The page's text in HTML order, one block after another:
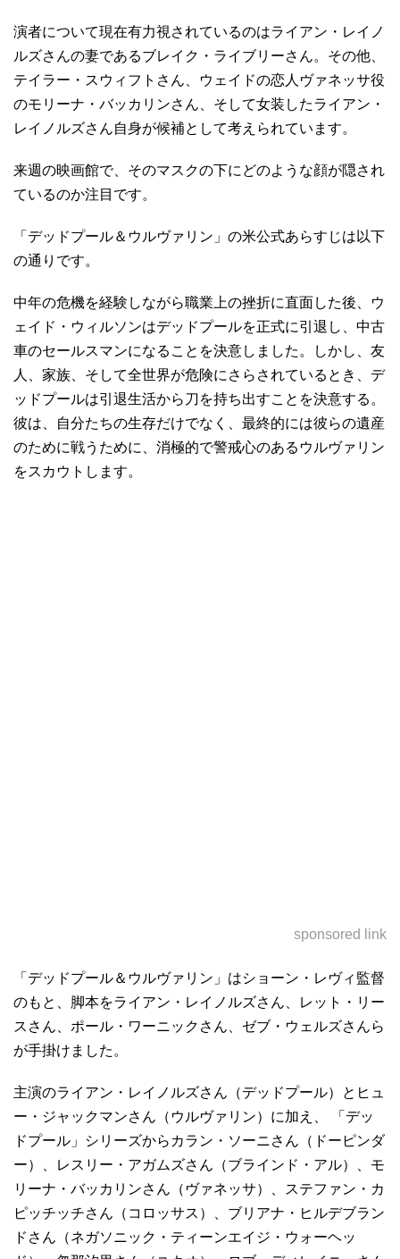
演者について現在有力視されているのはライアン・レイノ
ルズさんの妻であるブレイク・ライブリーさん。その他、
テイラー・スウィフトさん、ウェイドの恋人ヴァネッサ役
のモリーナ・バッカリンさん、そして女装したライアン・
レイノルズさん自身が候補として考えられています。
来週の映画館で、そのマスクの下にどのような顔が隠され
ているのか注目です。
「デッドプール＆ウルヴァリン」の米公式あらすじは以下
の通りです。
中年の危機を経験しながら職業上の挫折に直面した後、ウ
ェイド・ウィルソンはデッドプールを正式に引退し、中古
車のセールスマンになることを決意しました。しかし、友
人、家族、そして全世界が危険にさらされているとき、デ
ッドプールは引退生活から刀を持ち出すことを決意する。
彼は、自分たちの生存だけでなく、最終的には彼らの遺産
のために戦うために、消極的で警戒心のあるウルヴァリン
をスカウトします。
sponsored link
「デッドプール＆ウルヴァリン」はショーン・レヴィ監督
のもと、脚本をライアン・レイノルズさん、レット・リー
スさん、ポール・ワーニックさん、ゼブ・ウェルズさんら
が手掛けました。
主演のライアン・レイノルズさん（デッドプール）とヒュ
ー・ジャックマンさん（ウルヴァリン）に加え、 「デッ
ドプール」シリーズからカラン・ソーニさん（ドーピンダ
ー）、レスリー・アガムズさん（ブラインド・アル）、モ
リーナ・バッカリンさん（ヴァネッサ）、ステファン・カ
ピッチッチさん（コロッサス）、ブリアナ・ヒルデブラン
ドさん（ネガソニック・ティーンエイジ・ウォーヘッ